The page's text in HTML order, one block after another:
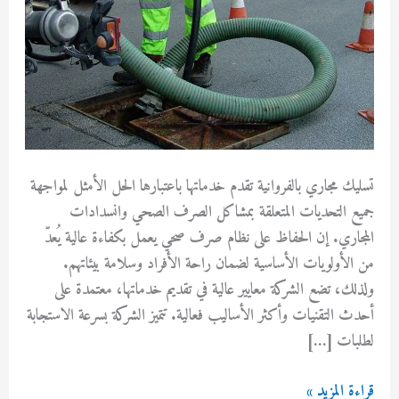
تسليك مجاري بالفروانية تقدم خدماتها باعتبارها الحل الأمثل لمواجهة
جميع التحديات المتعلقة بمشاكل الصرف الصحي وانسدادات
المجاري. إن الحفاظ على نظام صرف صحي يعمل بكفاءة عالية يُعدّ
من الأولويات الأساسية لضمان راحة الأفراد وسلامة بيئاتهم.
ولذلك، تضع الشركة معايير عالية في تقديم خدماتها، معتمدة على
أحدث التقنيات وأكثر الأساليب فعالية. تتميز الشركة بسرعة الاستجابة
لطلبات […]
تسليك
قراءة المزيد »